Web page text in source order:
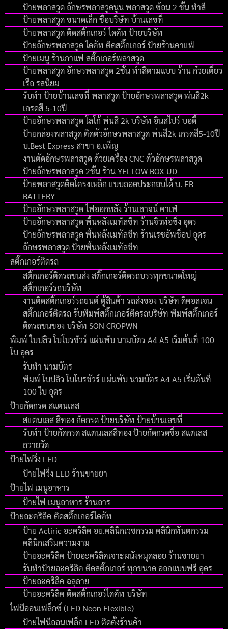
ป้ายพลาสวูด อักษรพลาสวูดนูน พลาสวูด ซ้อน 2 ชั้น ทำสี
ป้ายพลาสวูด ขนาดเล็ก ชื่อบริษัท บ้านเลขที่
ป้ายพลาสวูด ติดสติ๊กเกอร์ ไดคัท ป้ายบริษัท
ป้ายอักษรพลาสวูด ไดคัท ติดสติ๊กเกอร์ ป้ายร้านคาแฟ่
ป้ายเมนู ร้านกาแฟ สติ๊กเกอร์พลาสวูด
ป้ายพลาสวูด อักษรพลาสวูด 2ชั้น ทำสีตามแบบ ร้าน ก๋วยเตี๋ยว
เรือ รสนิยม
รับทำ ป้ายบ้านเลขที่ พลาสวูด ป้ายอักษรพลาสวูด พ่นสี2k
เกรดสี 5-10ปี
ป้ายอักษรพลาสวูด โลโก้ พ่นสี 2k บริษัท อินสไปร์ บอดี้
ป้ายกล่องพลาสวูด ติดตัวอักษรพลาสวูด พ่นสี2k เกรดสี5-10ปี
บ.Best Express สาขา อ.เพ็ญ
งานตัดอักษรพลาสวูด ด้วยเครื่อง CNC ตัวอักษรพลาสวูด
ป้ายอักษรพลาสวูด 2ชั้น ร้าน YELLOW BOX UD
ป้ายพลาสวูดติดโครงเหล็ก แบบถอดประกอบได้ บ. FB
BATTERY
ป้ายอักษรพลาสวูด ไฟออกหลัง ร้านเลาจน์ คาเฟ่
ป้ายอักษรพลาสวูด พื้นหลังเมทัลชีท ร้านจิวท่อซิ่ง อุดร
ป้ายอักษรพลาสวูด พื้นหลังเมทัลชีท ร้านเรซอัพช็อป อุดร
อักษรพลาสวูด ป้ายพื้นหลังเมทัลชีท
สติ๊กเกอร์ติดรถ
สติ๊กเกอร์ติดรถขนส่ง สติ๊กเกอร์ติดรถบรรทุกขนาดใหญ่
สติ๊กเกอร์รถบริษัท
งานติดสติ๊กเกอร์รถยนต์ ตู้สินค้า รถส่งของ บริษัท ดีคอลเจน
สติ๊กเกอร์ติดรถ รับพิมพ์สติ๊กเกอร์ติดรถบริษัท พิมพ์สติ๊กเกอร์
ติดรถขนของ บริษัท SON CROPWN
พิมพ์ ใบปลิว ใบโบรชัวร์ แผ่นพับ นามบัตร A4 A5 เริ่มต้นที่ 100
ใบ อุดร
รับทำ นามบัตร
พิมพ์ ใบปลิว ใบโบรชัวร์ แผ่นพับ นามบัตร A4 A5 เริ่มต้นที่
100 ใบ อุดร
ป้ายกัดกรด สแตนเลส
สแตนเลส สีทอง กัดกรด ป้ายบริษัท ป้ายบ้านเลขที่
รับทำ ป้ายกัดกรด สแตนเลสสีทอง ป้ายกัดกรดชื่อ สแตเลส
ถวายวัด
ป้ายไฟวิ่ง LED
ป้ายไฟวิ่ง LED ร้านขายยา
ป้ายไฟ เมนูอาหาร
ป้ายไฟ เมนูอาหาร ร้านอาร
ป้ายอะคริลิค ติดสติ๊กเกอร์ไดคัท
ป้าย Acliric อะคริลิค อย.คลินิกเวชกรรม คลินิกทันตกรรม
คลินิกเสริมความงาม
ป้ายอะคริลิค ป้ายอะคริลิคเจาะผนังหมุดลอย ร้านขายยา
รับทำป้ายอะคริลิค ติดสติ๊กเกอร์ ทุกขนาด ออกแบบฟรี อุดร
ป้ายอะคริลิค ฉลุลาย
ป้ายอะคริลิค ติดสติ๊กเกอร์ไดคัท บริษัท
ไฟนีออนเฟล็กซ์ (LED Neon Flexible)
ป้ายไฟนีออนเฟล็ก LED ติดตั้งร้านค้า